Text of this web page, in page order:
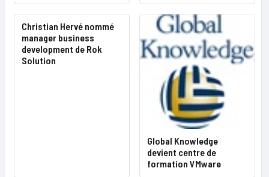
Christian Hervé nommé
manager business
development de Rok
Solution
Global Knowledge
devient centre de
formation VMware